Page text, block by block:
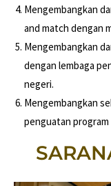
Mengembangkan
and match dengan
Mengembangkan
dengan lembaga
negeri.
Mengembangkan
penguatan